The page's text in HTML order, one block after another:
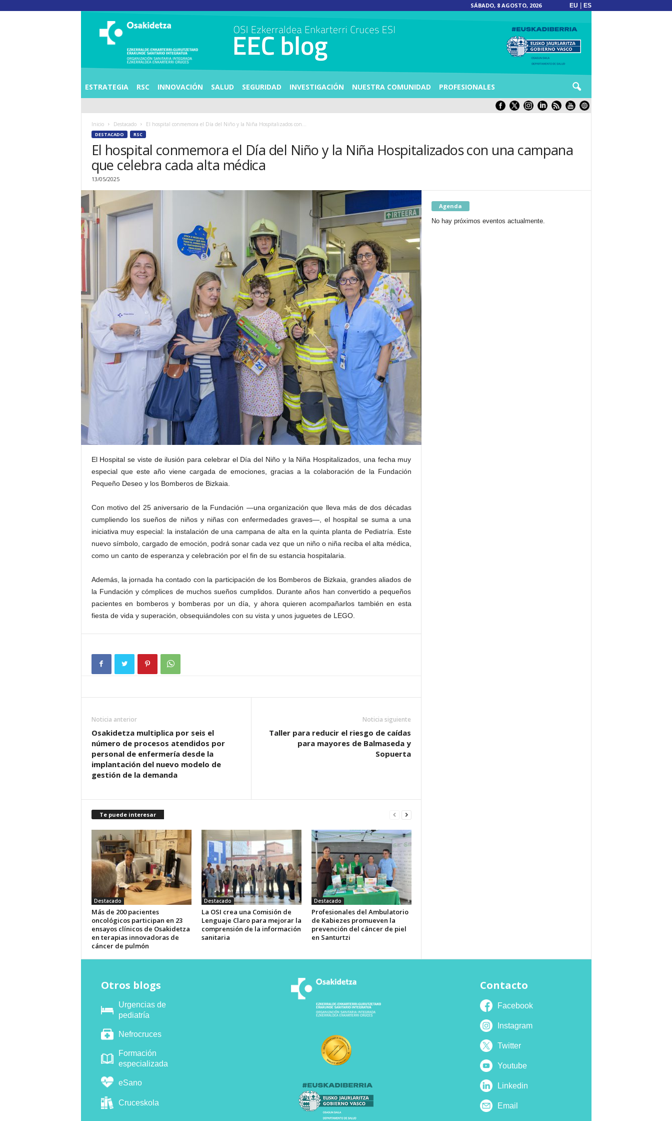
SÁBADO, 8 AGOSTO, 2026 EU ES
A
A
R
T
E
R
R
U
C
S
ESTRATEGIA RSC INNOVACIÓN SALUD SEGURIDAD INVESTIGACIÓN NUESTRA COMUNIDAD PROFESIONALES
Inicio Destacado El hospital conmemora el Día del Niño y la Niña Hospitalizados con...
DESTACADO RSC
El hospital conmemora el Día del Niño y la Niña Hospitalizados con una campana
que celebra cada alta médica
13/05/2025
El Hospital se viste de ilusión para celebrar el Día del Niño y la Niña Hospitalizados, una fecha muy
especial que este año viene cargada de emociones, gracias a la colaboración de la Fundación
Pequeño Deseo y los Bomberos de Bizkaia.
Con motivo del 25 aniversario de la Fundación —una organización que lleva más de dos décadas
cumpliendo los sueños de niños y niñas con enfermedades graves—, el hospital se suma a una
iniciativa muy especial: la instalación de una campana de alta en la quinta planta de Pediatría. Este
nuevo símbolo, cargado de emoción, podrá sonar cada vez que un niño o niña reciba el alta médica,
como un canto de esperanza y celebración por el fin de su estancia hospitalaria.
Además, la jornada ha contado con la participación de los Bomberos de Bizkaia, grandes aliados de
la Fundación y cómplices de muchos sueños cumplidos. Durante años han convertido a pequeños
pacientes en bomberos y bomberas por un día, y ahora quieren acompañarlos también en esta
fiesta de vida y superación, obsequiándoles con su vista y unos juguetes de LEGO.
Noticia anterior
Osakidetza multiplica por seis el
número de procesos atendidos por
personal de enfermería desde la
implantación del nuevo modelo de
gestión de la demanda
Noticia siguiente
Taller para reducir el riesgo de caídas
para mayores de Balmaseda y
Sopuerta
Te puede interesar
Destacado
Más de 200 pacientes
oncológicos participan en 23
ensayos clínicos de Osakidetza
en terapias innovadoras de
cáncer de pulmón
Destacado
La OSI crea una Comisión de
Lenguaje Claro para mejorar la
comprensión de la información
sanitaria
Destacado
Profesionales del Ambulatorio
de Kabiezes promueven la
prevención del cáncer de piel
en Santurtzi
Agenda
No hay próximos eventos actualmente.
Otros blogs
Urgencias de
pediatría
Nefrocruces
Formación
especializada
eSano
Cruceskola
Contacto
Facebook
Instagram
Twitter
Youtube
Linkedin
Email